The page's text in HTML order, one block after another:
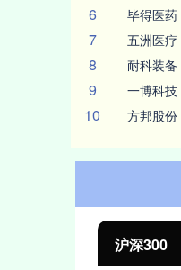
6 毕得医药
7 五洲医疗
8 耐科装备
9 一博科技
10 方邦股份